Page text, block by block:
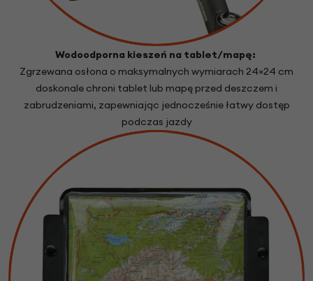
Wodoodporna kieszeń na tablet/mapę:
Zgrzewana osłona o maksymalnych wymiarach 24×24 cm
doskonale chroni tablet lub mapę przed deszczem i
zabrudzeniami, zapewniając jednocześnie łatwy dostęp
podczas jazdy